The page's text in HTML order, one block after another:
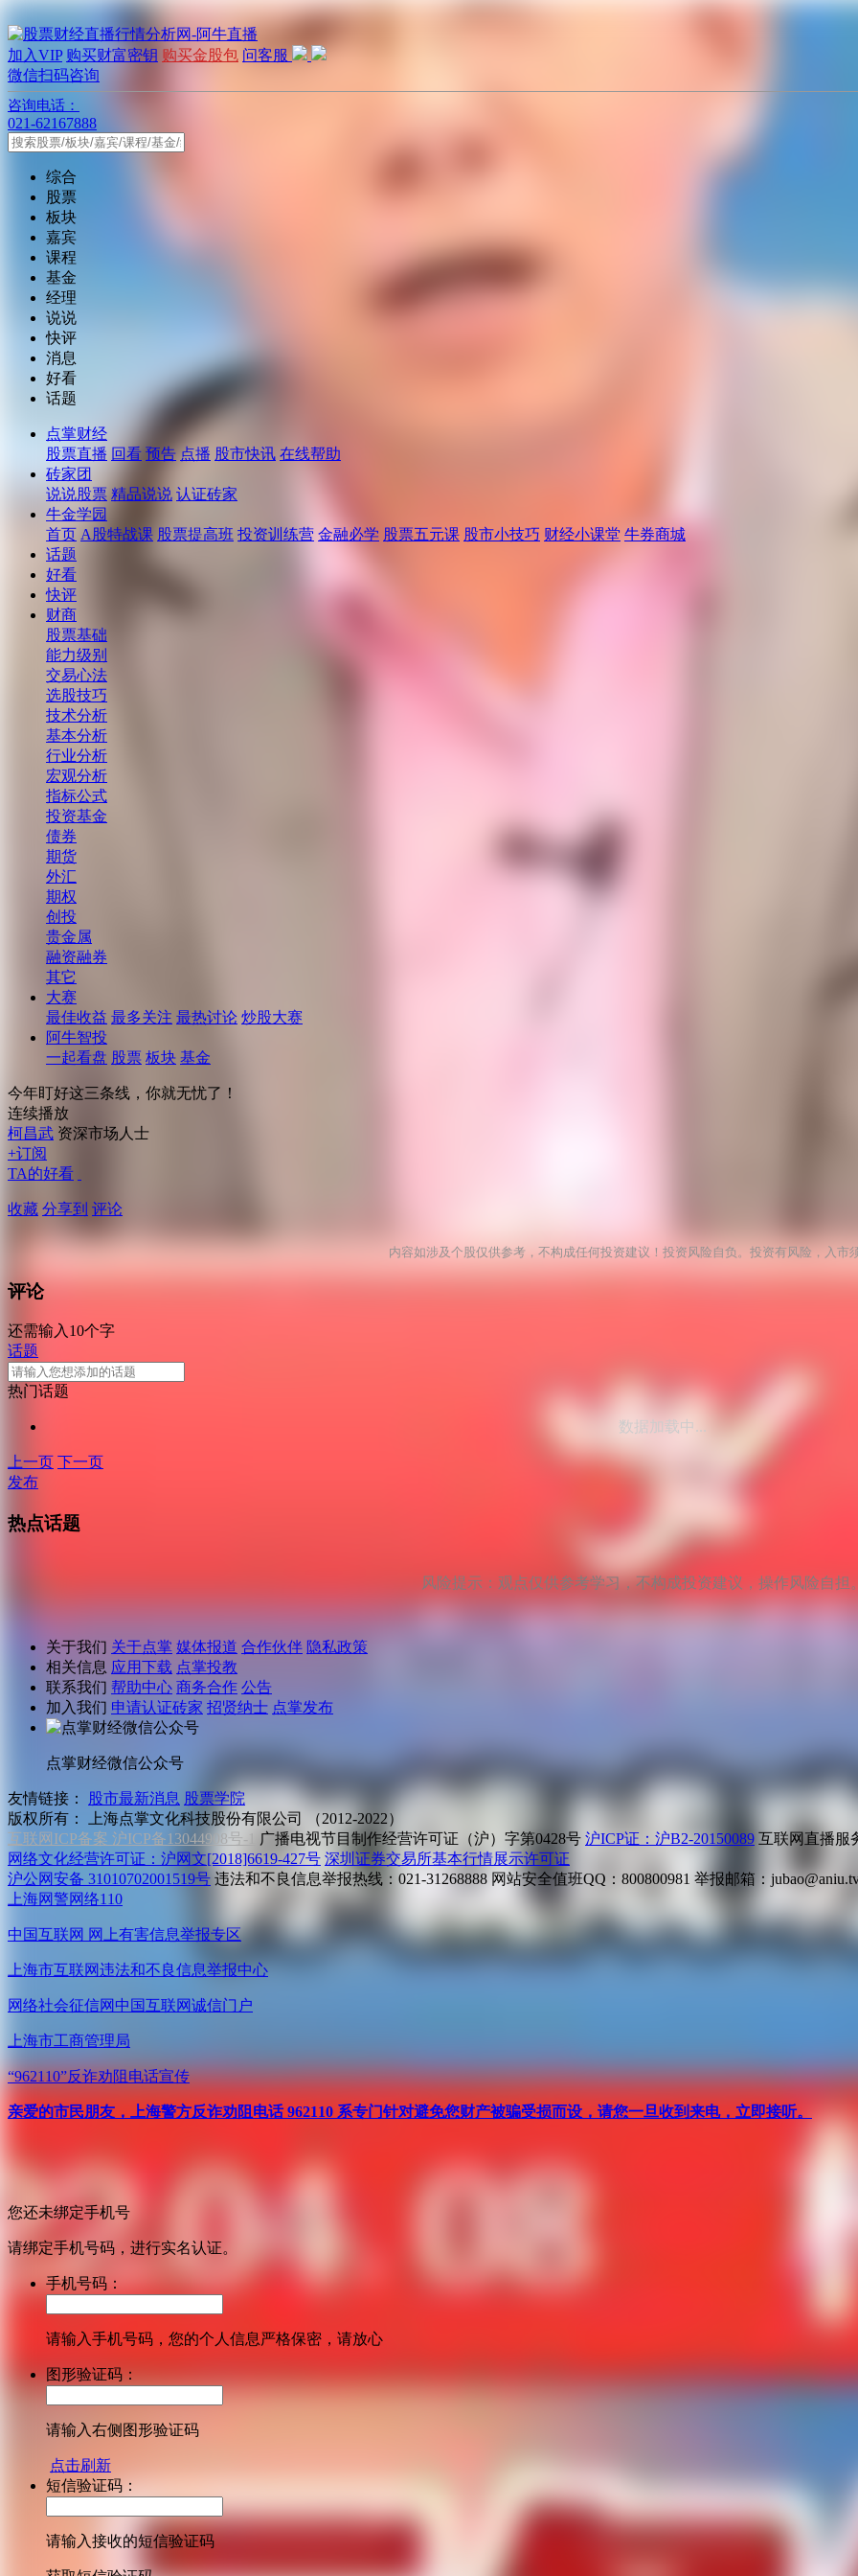
加入VIP 购买财富密钥 购买金股包 问客服
微信扫码咨询
咨询电话：
021-62167888
综合
股票
板块
嘉宾
课程
基金
经理
说说
快评
消息
好看
话题
点掌财经
股票直播 回看 预告 点播 股市快讯 在线帮助
砖家团
说说股票 精品说说 认证砖家
牛金学园
首页 A股特战课 股票提高班 投资训练营 金融必学 股票五元课 股市小技巧 财经小课堂 牛券商城
话题
好看
快评
财商
股票基础
能力级别
交易心法
选股技巧
技术分析
基本分析
行业分析
宏观分析
指标公式
投资基金
债券
期货
外汇
期权
创投
贵金属
融资融券
其它
大赛
最佳收益 最多关注 最热讨论 炒股大赛
阿牛智投
一起看盘 股票 板块 基金
今年盯好这三条线，你就无忧了！
连续播放
柯昌武 资深市场人士
+订阅
TA的好看
收藏 分享到 评论
内容如涉及个股仅供参考，不构成任何投资建议！投资风险自负。投资有风险，入市
评论
还需输入10个字
话题
热门话题
数据加载中...
上一页 下一页
发布
热点话题
风险提示：观点仅供参考学习，不构成投资建议，操作风险自担
关于我们 关于点掌 媒体报道 合作伙伴 隐私政策
相关信息 应用下载 点掌投教
联系我们 帮助中心 商务合作 公告
加入我们 申请认证砖家 招贤纳士 点掌发布
点掌财经微信公众号
友情链接： 股市最新消息 股票学院
版权所有：
上海点掌文化科技股份有限公司 （2012-2022）
互联网ICP备案 沪ICP备13044908号-1
广播电视节目制作经营许可证（沪）字第0428号 沪ICP证：沪B2-20150089 互联网直播服
网络文化经营许可证：沪网文[2018]6619-427号 深圳证券交易所基本行情展示许可证
沪公网安备 31010702001519号 违法和不良信息举报热线：021-31268888 网站安全值班QQ：800800981 举报邮箱：
上海网警网络110
中国互联网 网上有害信息举报专区
上海市互联网违法和不良信息举报中心
网络社会征信网 中国互联网诚信门户
上海市工商管理局
“962110”反诈劝阻电话宣传
亲爱的市民朋友，上海警方反诈劝阻电话 962110 系专门针对避免您财产被骗受损而设，请您一旦收到来电，立即接听。
您还未绑定手机号
请绑定手机号码，进行实名认证。
手机号码：
请输入手机号码，您的个人信息严格保密，请放心
图形验证码：
请输入右侧图形验证码
点击刷新
短信验证码：
请输入接收的短信验证码